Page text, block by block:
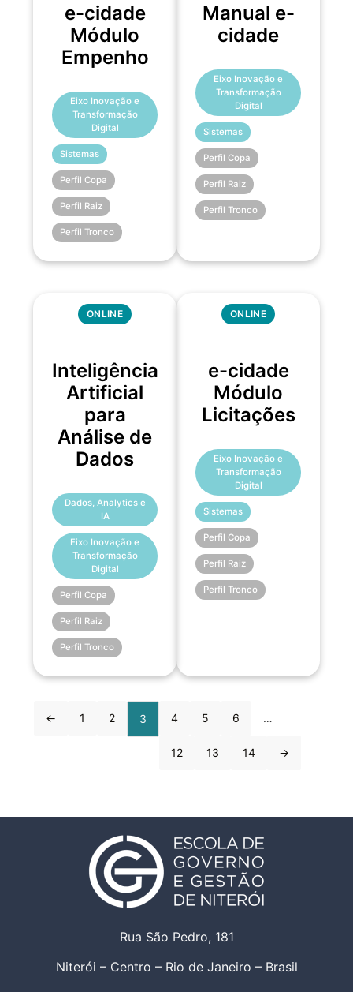
e-cidade
Módulo
Empenho
Eixo Inovação e
Transformação
Digital
Sistemas
Perfil Copa
Perfil Raiz
Perfil Tronco
Manual e-
cidade
Eixo Inovação e
Transformação
Digital
Sistemas
Perfil Copa
Perfil Raiz
Perfil Tronco
ONLINE
Inteligência
Artificial
para
Análise de
Dados
Dados, Analytics e
IA
Eixo Inovação e
Transformação
Digital
Perfil Copa
Perfil Raiz
Perfil Tronco
ONLINE
e-cidade
Módulo
Licitações
Eixo Inovação e
Transformação
Digital
Sistemas
Perfil Copa
Perfil Raiz
Perfil Tronco
← 1 2 3 4 5 6 …
12 13 14 →
Rua São Pedro, 181
Niterói – Centro – Rio de Janeiro – Brasil